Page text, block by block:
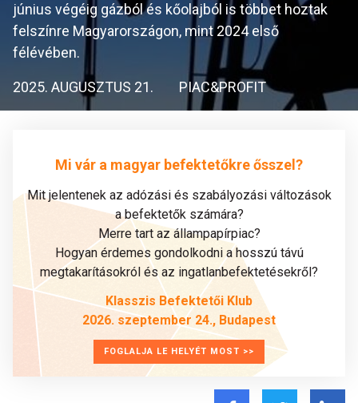
június végéig gázból és kőolajból is többet hoztak
felszínre Magyarországon, mint 2024 első
félévében.
2025. AUGUSZTUS 21. PIAC&PROFIT
Mi vár a magyar befektetőkre ősszel?
Mit jelentenek az adózási és szabályozási változások
a befektetők számára?
Merre tart az állampapírpiac?
Hogyan érdemes gondolkodni a hosszú távú
megtakarításokról és az ingatlanbefektetésekről?
Klasszis Befektetői Klub
2026. szeptember 24., Budapest
FOGLALJA LE HELYÉT MOST >>